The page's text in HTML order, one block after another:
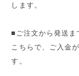
します。
■ご注文から発送ま
こちらで、ご入金
す。